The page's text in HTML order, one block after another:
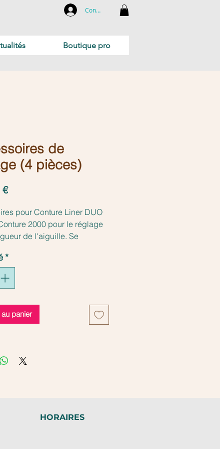
Connexion
de
(4 pièces)
€Prix
pour Conture Liner DUO
2000 pour le réglage
de l'aiguille. Se
*
panier
Boutique pro
HORAIRES